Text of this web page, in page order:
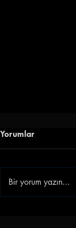
Yorumlar
Bir yorum yazın...